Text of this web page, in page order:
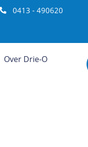
0413 - 490620
Over Drie-O